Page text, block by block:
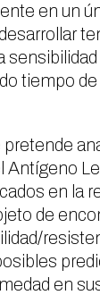
en un
sensibilidad
tiempo
Antígeno
en la
de
en